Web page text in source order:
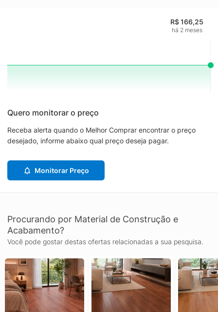
R$ 166,25
há 2 meses
Quero monitorar o preço
Receba alerta quando o Melhor Comprar encontrar o preço
desejado, informe abaixo qual preço deseja pagar.
Monitorar Preço
Procurando por Material de Construção e
Acabamento?
Você pode gostar destas ofertas relacionadas a sua pesquisa.